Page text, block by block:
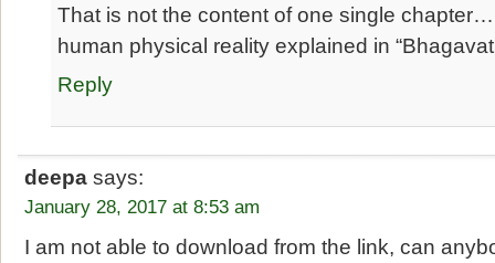
That is not the content of one single
human physical reality explained in
Reply
deepa says:
January 28, 2017 at 8:53 am
I am not able to download from the link, can